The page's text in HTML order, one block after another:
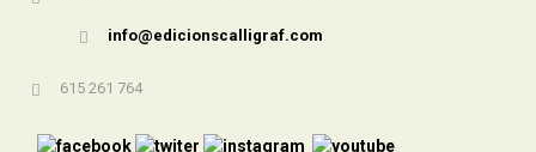
info@edicionscalligraf.com
615 261 764